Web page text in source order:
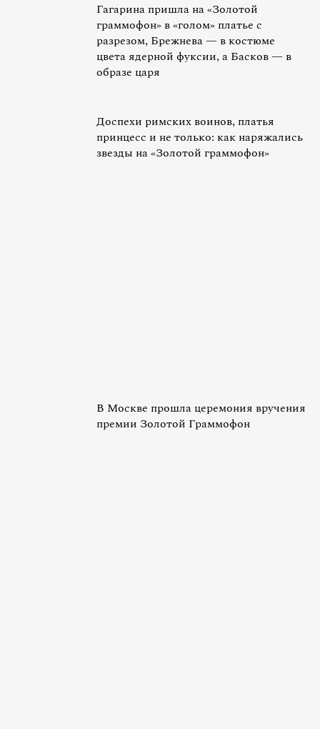
Гагарина пришла на «Золотой
граммофон» в «голом» платье с
разрезом, Брежнева — в костюме
цвета ядерной фуксии, а Басков — в
образе царя
Доспехи римских воинов, платья
принцесс и не только: как наряжались
звезды на «Золотой граммофон»
В Москве прошла церемония вручения
премии Золотой Граммофон